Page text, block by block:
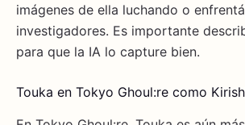
imágenes de ella luchando o
investigadores. Es importante
para que la IA lo capture bien.
Touka en Tokyo Ghoul:re como